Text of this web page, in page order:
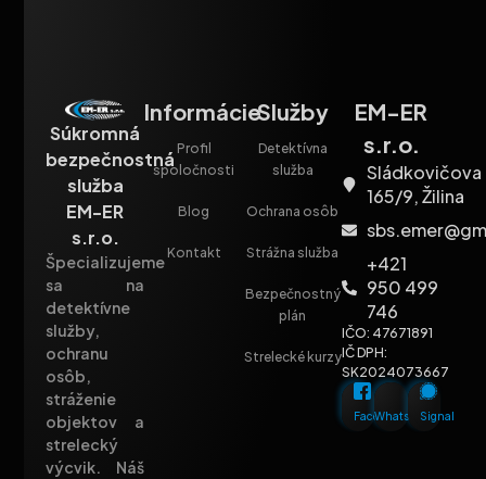
Súkromná
bezpečnostná
služba
EM-ER
s.r.o.
Špecializujeme
sa na
detektívne
služby,
ochranu
osôb,
stráženie
objektov a
strelecký
výcvik. Náš
Informácie
Profil
spoločnosti
Blog
Kontakt
Služby
Detektívna
služba
Ochrana osôb
Strážna služba
Bezpečnostný
plán
Strelecké kurzy
EM-ER
s.r.o.
Sládkovičova
165/9, Žilina
+421
950 499
746
IČO: 47671891
IČ DPH:
SK2024073667
Facebook
WhatsappSignal